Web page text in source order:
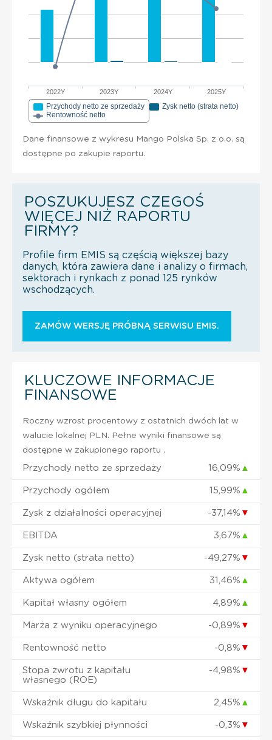
2022Y 2023Y 2024Y 2025Y
Przychody netto ze sprzedaży
Zysk netto (strata netto)
Rentowność netto
Dane finansowe z wykresu Mango Polska Sp. z o.o. są
dostępne po zakupie raportu.
POSZUKUJESZ CZEGOŚ
WIĘCEJ NIŻ RAPORTU
FIRMY?
Profile firm EMIS są częścią większej bazy
danych, która zawiera dane i analizy o firmach,
sektorach i rynkach z ponad 125 rynków
wschodzących.
ZAMÓW WERSJĘ PRÓBNĄ SERWISU EMIS.
KLUCZOWE INFORMACJE
FINANSOWE
Roczny wzrost procentowy z ostatnich dwóch lat w
walucie lokalnej PLN. Pełne wyniki finansowe są
dostępne w zakupionego raportu .
Przychody netto ze sprzedaży 16,09% ▲
Przychody ogółem 15,99% ▲
Zysk z działalności operacyjnej -37,14% ▼
EBITDA 3,67% ▲
Zysk netto (strata netto) -49,27% ▼
Aktywa ogółem 31,46% ▲
Kapitał własny ogółem 4,89% ▲
Marża z wyniku operacyjnego -0,89% ▼
Rentowność netto -0,8% ▼
Stopa zwrotu z kapitału
własnego (ROE)
-4,98% ▼
Wskaźnik długu do kapitału 2,45% ▲
Wskaźnik szybkiej płynności -0,3% ▼